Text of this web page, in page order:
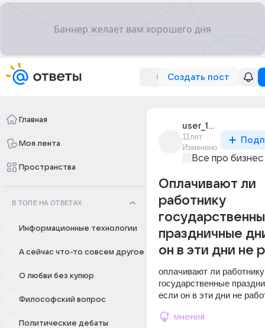
Создать пост
Главная
Моя лента
Пространства
В ТОПЕ НА ОТВЕТАХ
Информационные технологии
А сейчас что-то совсем другое
О любви без купюр
Философский вопрос
Политические дебаты
user_187940227
11лет
Изменено
Все про бизнес
Оплачивают ли
работнику
праздничные
он в эти дни не
оплачивают ли работнику
государственные
если он в эти дни не
мнения